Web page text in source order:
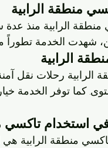
الرابية منذ
شهدت الخدمة
الرابية رحلات نقل
كما توفر الخدمة
منطقة الرابية هي